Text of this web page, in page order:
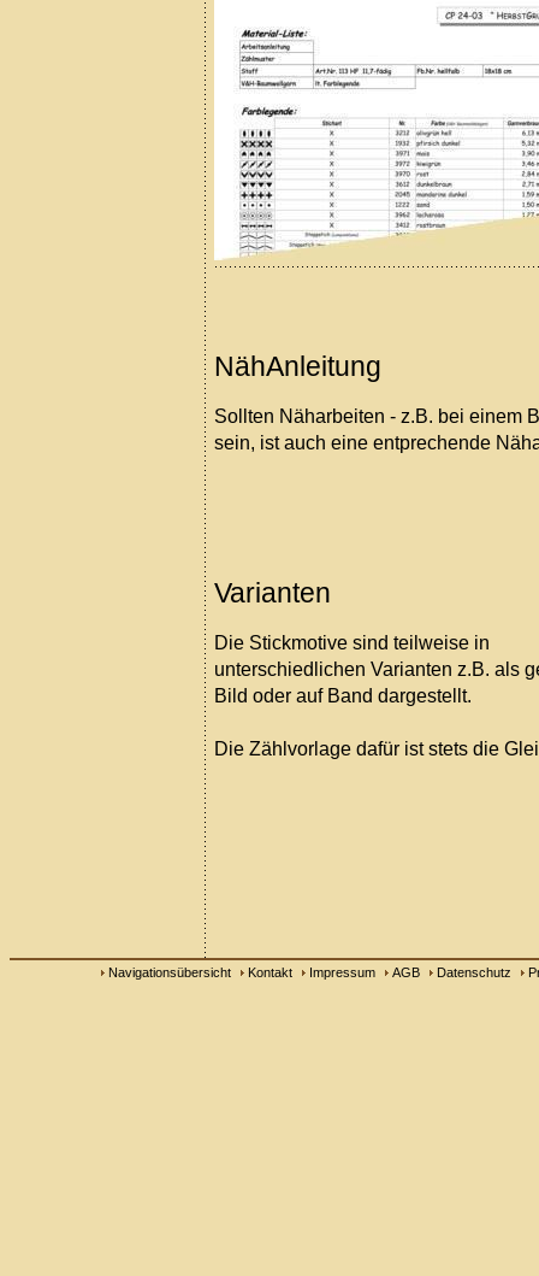
NähAnleitung
Sollten Näharbeiten - z.B. bei einem
sein, ist auch eine entprechende
Varianten
Die Stickmotive sind teilweise in
unterschiedlichen Varianten z.B. als
Bild oder auf Band dargestellt.
Die Zählvorlage dafür ist stets die
Navigationsübersicht Kontakt Impressum AGB Datenschutz